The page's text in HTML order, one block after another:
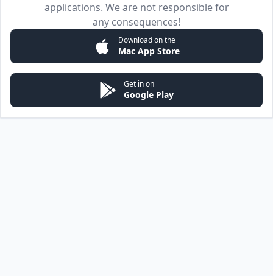
applications. We are not responsible for
any consequences!
Download on the
Mac App Store
Get in on
Google Play